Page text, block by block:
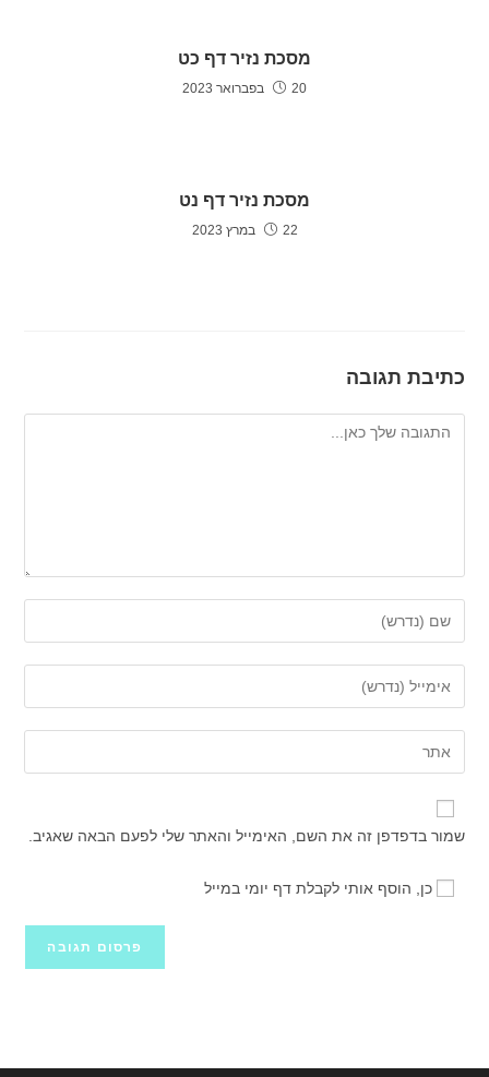
מסכת נזיר דף כט
20 בפברואר 2023
מסכת נזיר דף נט
22 במרץ 2023
כתיבת תגובה
להגיב
את
השם
שלך
שם
משתמש
כדי
להגיב
את
כתובת
דואר
שלך
כדי
את
כתובת
שלך
שמור בדפדפן זה את השם, האימייל והאתר שלי לפעם הבאה שאגיב.
כן, הוסף אותי לקבלת דף יומי במייל